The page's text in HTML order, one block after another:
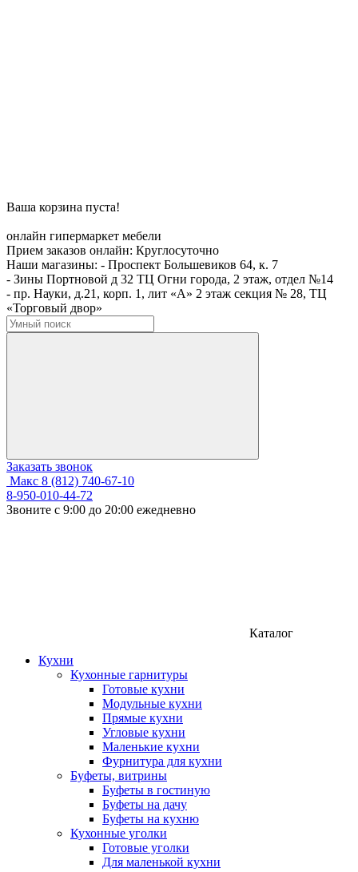
Ваша корзина пуста!
онлайн гипермаркет мебели
Прием заказов онлайн: Круглосуточно
Наши магазины: - Проспект Большевиков 64, к. 7
- Зины Портновой д 32 ТЦ Огни города, 2 этаж, отдел №14
- пр. Науки, д.21, корп. 1, лит «А» 2 этаж секция № 28, ТЦ
«Торговый двор»
Заказать звонок
Макс 8 (812) 740-67-10
8-950-010-44-72
Звоните с 9:00 до 20:00 ежедневно
Каталог
Кухни
Кухонные гарнитуры
Готовые кухни
Модульные кухни
Прямые кухни
Угловые кухни
Маленькие кухни
Фурнитура для кухни
Буфеты, витрины
Буфеты в гостиную
Буфеты на дачу
Буфеты на кухню
Кухонные уголки
Готовые уголки
Для маленькой кухни